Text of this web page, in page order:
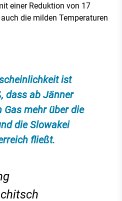
einer Reduktion von 17
die milden Temperaturen
ist
dass ab Jänner
Gas mehr über die
die Slowakei
fließt.